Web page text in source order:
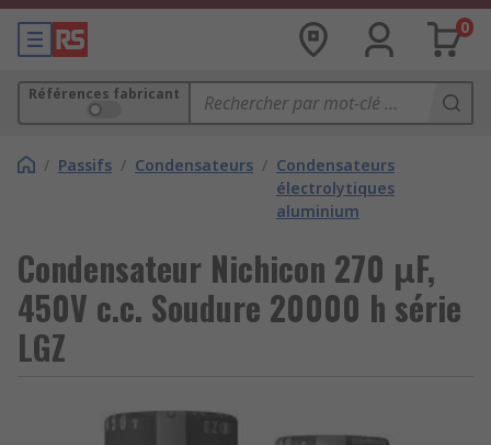
0
Références fabricant
/ Passifs / Condensateurs / Condensateurs
électrolytiques
aluminium
Condensateur Nichicon 270 μF,
450V c.c. Soudure 20000 h série
LGZ